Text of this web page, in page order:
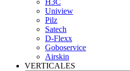
H3C
Uniview
Pilz
Satech
D-Flexx
Goboservice
Airskin
VERTICALES